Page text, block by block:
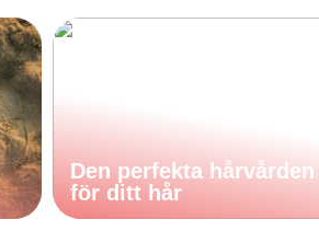
Den perfekta hårvården
för ditt hår